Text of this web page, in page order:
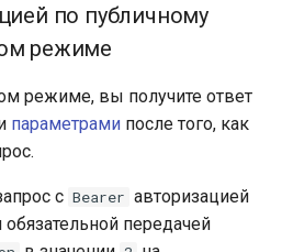
по публичному
режиме
режиме, вы получите ответ
параметрами после того, как
с Bearer авторизацией
передачей